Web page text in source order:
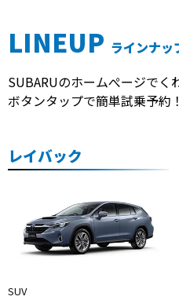
LINEUP ラインナッ
SUBARUのホームぺージでく
ボタンタップで簡単試乗予約！
レイバック
SUV